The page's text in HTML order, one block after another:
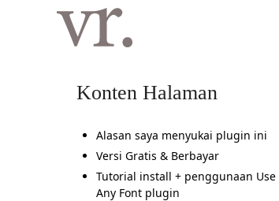
Langsung
Konten Halaman
Alasan saya menyukai plugin ini
Versi Gratis & Berbayar
Tutorial install + penggunaan Use
Any Font plugin